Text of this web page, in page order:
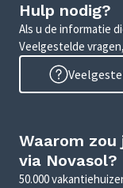
Hulp nodig?
Als u de informatie
Veelgestelde
Waarom
via Novasol?
50.000